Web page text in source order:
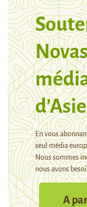
En vous
seul média
Nous sommes
nous avons
A